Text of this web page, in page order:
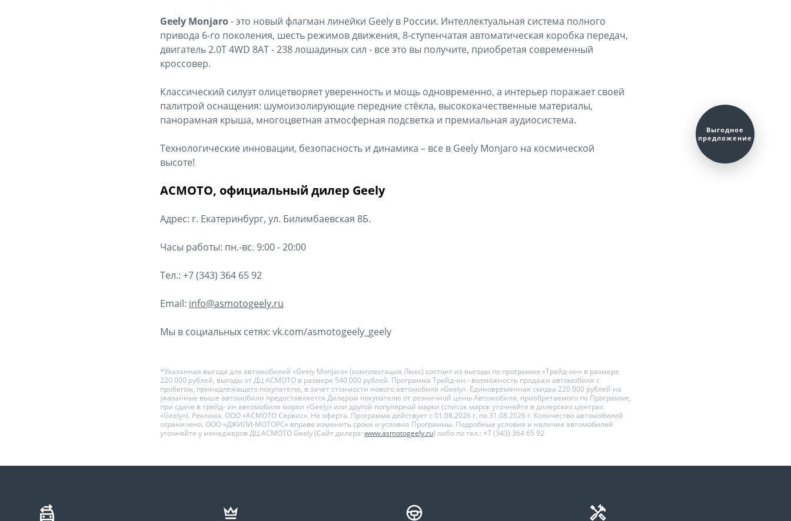
Geely Monjaro- это новый флагман линейки Geely в России. Интеллектуальная система полного
привода 6-го поколения, шесть режимов движения, 8-ступенчатая автоматическая коробка передач,
двигатель 2.0T 4WD 8AT - 238 лошадиных сил - все это вы получите, приобретая современный
кроссовер.
Классический силуэт олицетворяет уверенность и мощь одновременно, а интерьер поражает своей
палитрой оснащения: шумоизолирующие передние стёкла, высококачественные материалы,
панорамная крыша, многоцветная атмосферная подсветка и премиальная аудиосистема.
Технологические инновации, безопасность и динамика – все в Geely Monjaro на космической
высоте!
АСМОТО, официальный дилер Geely
Адрес: г. Екатеринбург, ул. Билимбаевская 8Б.
Часы работы: пн.-вс. 9:00 - 20:00
Тел.: +7 (343) 364 65 92
Email: info@asmotogeely.ru
Мы в социальных сетях: vk.com/asmotogeely_geely
*Указанная выгода для автомобилей «Geely Monjaro» (комплектация Люкс) состоит из выгоды по программе «Трейд-ин» в размере
220 000 рублей, выгоды от ДЦ АСМОТО в размере 540 000 рублей. Программа Трейд-ин - возможность продажи автомобиля с
пробегом, принадлежащего покупателю, в зачет стоимости нового автомобиля «Geely». Единовременная скидка 220 000 рублей на
указанные выше автомобили предоставляется Дилером покупателю от розничной цены Автомобиля, приобретаемого по Программе,
при сдаче в трейд- ин автомобиля марки «Geely» или другой популярной марки (список марок уточняйте в дилерских центрах
«Geely»). Реклама. ООО «АСМОТО Сервис». Не оферта. Программа действует с 01.08.2026 г. по 31.08.2026 г. Количество автомобилей
ограничено. ООО «ДЖИЛИ-МОТОРС» вправе изменить сроки и условия Программы. Подробные условия и наличие автомобилей
уточняйте у менеджеров ДЦ АСМОТО Geely (Сайт дилера: www.asmotogeely.ru) либо по тел.: +7 (343) 364 65 92